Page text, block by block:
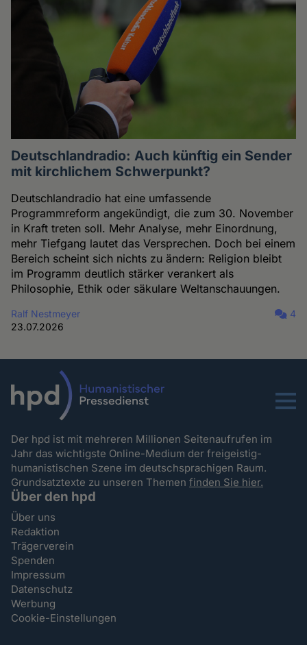
Deutschlandradio: Auch künftig ein Sender
mit kirchlichem Schwerpunkt?
Deutschlandradio hat eine umfassende
Programmreform angekündigt, die zum 30. November
in Kraft treten soll. Mehr Analyse, mehr Einordnung,
mehr Tiefgang lautet das Versprechen. Doch bei einem
Bereich scheint sich nichts zu ändern: Religion bleibt
im Programm deutlich stärker verankert als
Philosophie, Ethik oder säkulare Weltanschauungen.
Ralf Nestmeyer
23.07.2026
4
Menu
Der hpd ist mit mehreren Millionen Seitenaufrufen im
Jahr das wichtigste Online-Medium der freigeistig-
humanistischen Szene im deutschsprachigen Raum.
Grundsatztexte zu unseren Themenfinden Sie hier.
Über den hpd
Über uns
Redaktion
Trägerverein
Spenden
Impressum
Datenschutz
Werbung
Cookie-Einstellungen